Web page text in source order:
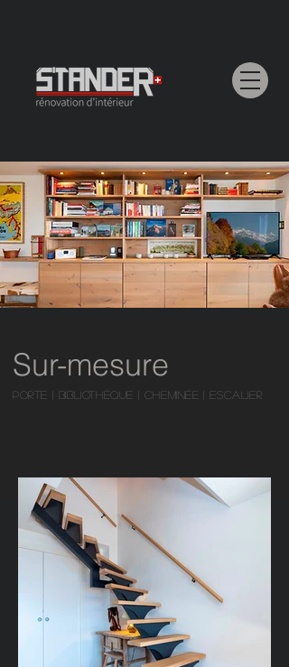
Sur-mesure
PORTE | BIBLIOTHÈQUE | CHEMINÉE | ESCALIER